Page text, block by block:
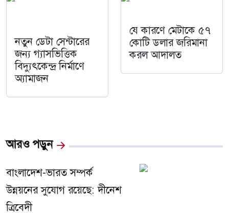
নতুন ডেটা সেন্টারের
জন্য গ্যাসভিত্তিক
বিদ্যুৎকেন্দ্র নির্মাণে
অ্যামাজন
যে কারণে মেটাকে ৫৭
কোটি ডলার জরিমানা
করল আদালত
আরও পড়ুন
বাংলাদেশ-ভারত সম্পর্ক
উন্নয়নের সুযোগ রয়েছে: দীনেশ
ত্রিবেদী